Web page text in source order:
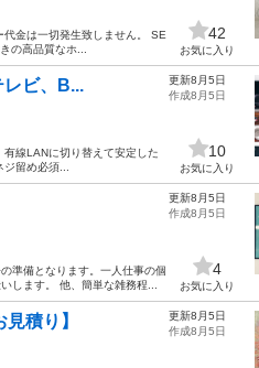
代金は一切発生致しません。 SE
の高品質なホ...
42
お気に入り
ビ、B...
線LANに切り替えて安定した
留め必須...
更新8月5日
作成8月5日
10
お気に入り
準備となります。一人仕事の個
します。 他、簡単な雑務程...
更新8月5日
作成8月5日
4
お気に入り
積り】
更新8月5日
作成8月5日